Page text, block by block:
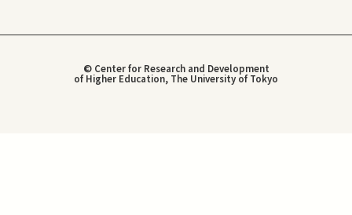
© Center for Research and Development
of Higher Education, The University of Tokyo